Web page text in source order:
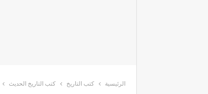
الرئيسية كتب التاريخ كتب التاريخ الحديث